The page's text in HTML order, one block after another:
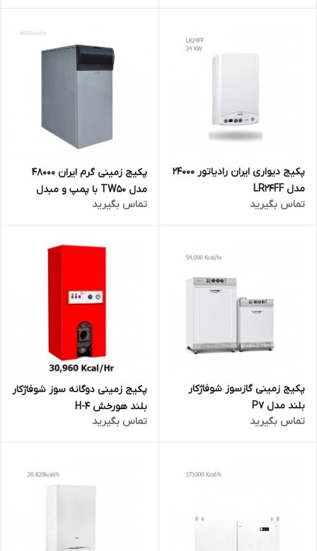
پکیج دیواری ایران رادیاتور 24000
مدل LR24FF
تماس بگیرید
پکیج زمینی گرم ایران 48000
مدل TW50 با پمپ و مبدل
حرارتی
تماس بگیرید
پکیج زمینی گازسوز شوفاژکار
بلند مدل P7
تماس بگیرید
پکیج زمینی دوگانه سوز شوفاژکار
بلند هورخش H-4
تماس بگیرید